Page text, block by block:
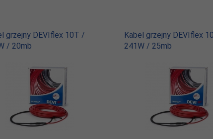
grzejny DEVIflex 10T /
/ 20mb
Kabel grzejny DEVIflex
241W / 25mb